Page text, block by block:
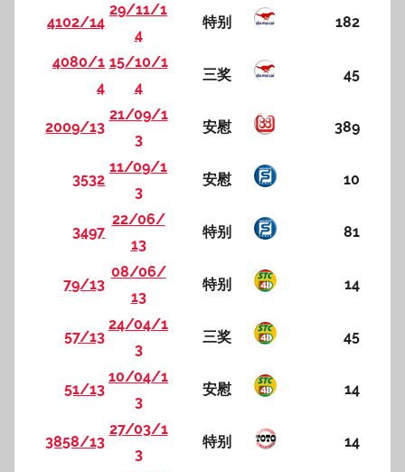
4102/14
29/11/1
4
特别 182
4080/1
4
15/10/1
4
三奖 45
2009/13
21/09/1
3
安慰 389
3532
11/09/1
3
安慰 10
3497
22/06/
13
特别 81
79/13
08/06/
13
特别 14
57/13
24/04/1
3
三奖 45
51/13
10/04/1
3
安慰 14
3858/13
27/03/1
3
特别 14